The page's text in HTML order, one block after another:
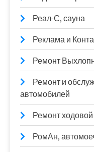
Реал-С, сауна
Реклама и
Ремонт
Ремонт и
автомобилей
Ремонт
РомАн,